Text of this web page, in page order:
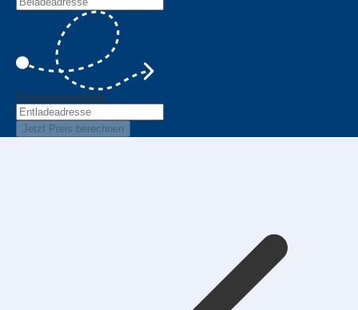
Entladeadresse
Jetzt Preis berechnen